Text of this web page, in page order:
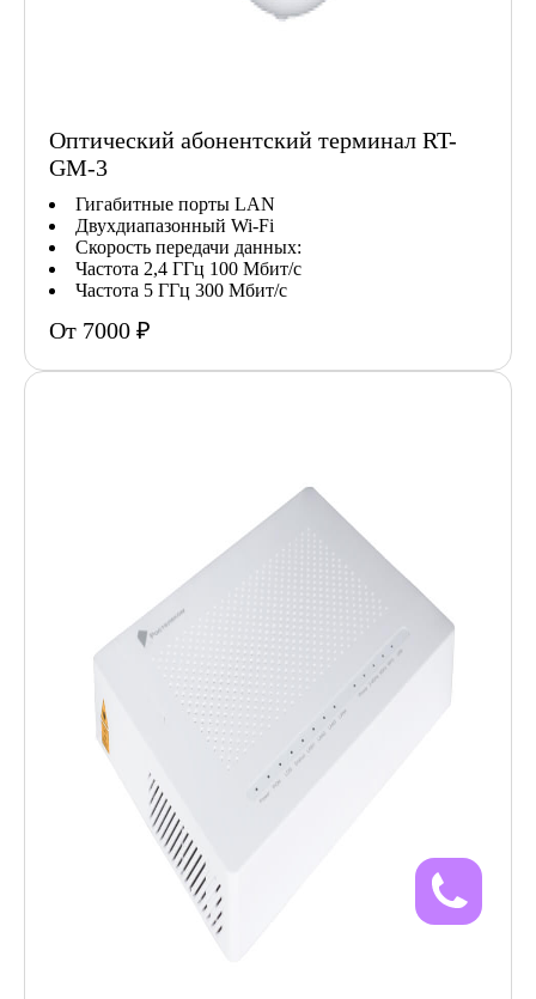
Оптический абонентский терминал RT-
GM-3
Гигабитные порты LAN
Двухдиапазонный Wi-Fi
Скорость передачи данных:
Частота 2,4 ГГц 100 Мбит/с
Частота 5 ГГц 300 Мбит/с
От 7000 ₽